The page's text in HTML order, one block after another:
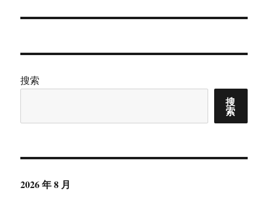
文
搜索
搜
索
2026 年 8 月